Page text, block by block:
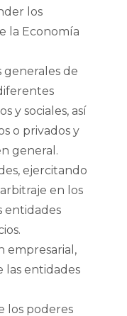
los
la Economía
generales de
y sociales, así
o privados y
general.
ejercitando
en los
entidades
empresarial,
las entidades
los poderes